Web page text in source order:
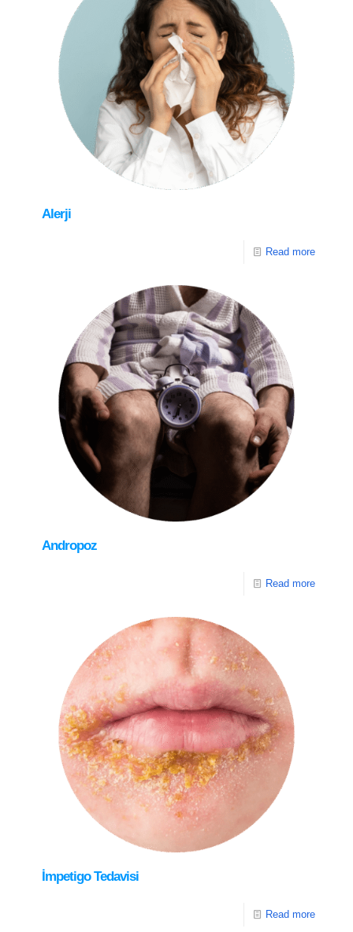
Alerji
Read more
Andropoz
Read more
İmpetigo Tedavisi
Read more